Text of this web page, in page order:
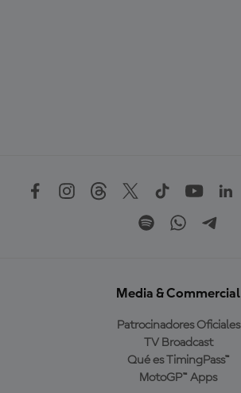
Media & Commercial
Patrocinadores Oficiales
TV Broadcast
Qué es TimingPass™
MotoGP™ Apps